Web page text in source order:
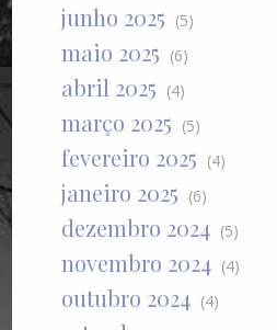
junho 2025 (5)
maio 2025 (6)
abril 2025 (4)
março 2025 (5)
fevereiro 2025 (4)
janeiro 2025 (6)
dezembro 2024 (5)
novembro 2024 (4)
outubro 2024 (4)